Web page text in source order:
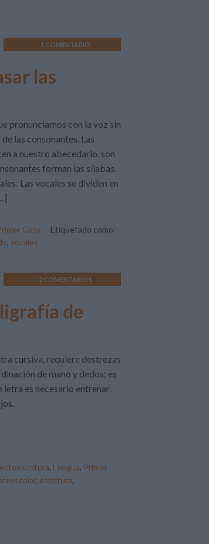
1 COMENTARIO
las
pronunciamos con la voz sin
las consonantes. Las
a nuestro abecedario, son
forman las sílabas.
Las vocales se dividen en
Ciclo
Etiquetado como:
, vocales
2 COMENTARIOS
de
cursiva, requiere destrezas
de mano y dedos; es
letra es necesario entrenar
, Lengua, Primer
, escritura,